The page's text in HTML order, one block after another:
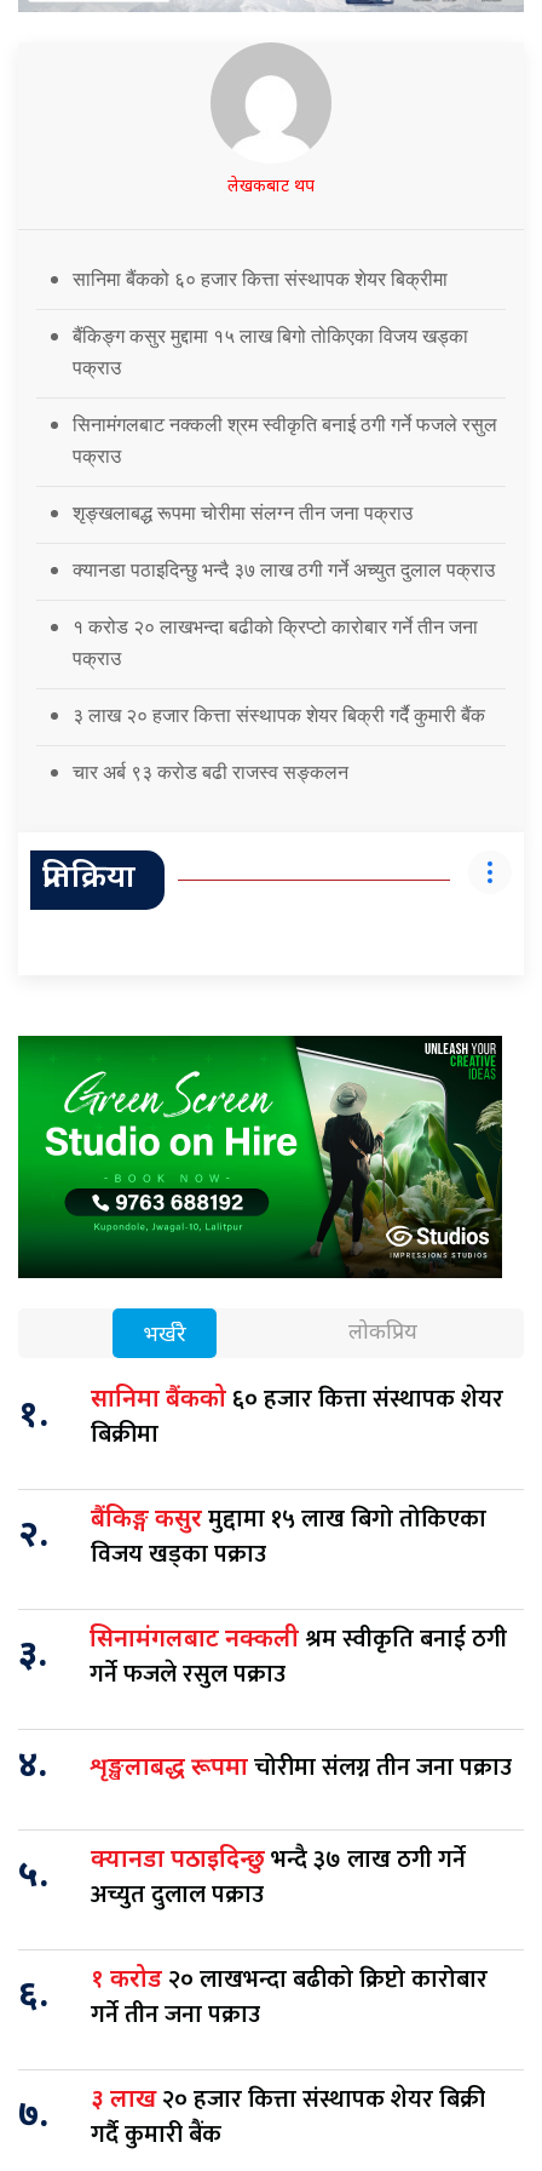
लेखकबाट थप
सानिमा बैंकको ६० हजार कित्ता संस्थापक शेयर बिक्रीमा
बैंकिङ्ग कसुर मुद्दामा १५ लाख बिगो तोकिएका विजय खड्का
पक्राउ
सिनामंगलबाट नक्कली श्रम स्वीकृति बनाई ठगी गर्ने फजले रसुल
पक्राउ
शृङ्खलाबद्ध रूपमा चोरीमा संलग्न तीन जना पक्राउ
क्यानडा पठाइदिन्छु भन्दै ३७ लाख ठगी गर्ने अच्युत दुलाल पक्राउ
१ करोड २० लाखभन्दा बढीको क्रिप्टो कारोबार गर्ने तीन जना
पक्राउ
३ लाख २० हजार कित्ता संस्थापक शेयर बिक्री गर्दै कुमारी बैंक
चार अर्ब ९३ करोड बढी राजस्व सङ्कलन
प्रतिक्रिया
भर्खरै लोकप्रिय
१. सानिमा बैंकको ६० हजार कित्ता संस्थापक शेयर
बिक्रीमा
२. बैंकिङ्ग कसुरमुद्दामा १५ लाख बिगो तोकिएका
विजय खड्का पक्राउ
३. सिनामंगलबाट नक्कलीश्रम स्वीकृति बनाई ठगी
गर्ने फजले रसुल पक्राउ
४. शृङ्खलाबद्ध रूपमाचोरीमा संलग्न तीन जना पक्राउ
५. क्यानडा पठाइदिन्छुभन्दै ३७ लाख ठगी गर्ने
अच्युत दुलाल पक्राउ
६. १ करोड २० लाखभन्दा बढीको क्रिप्टो कारोबार
गर्ने तीन जना पक्राउ
७. ३ लाख२० हजार कित्ता संस्थापक शेयर बिक्री
गर्दै कुमारी बैंक